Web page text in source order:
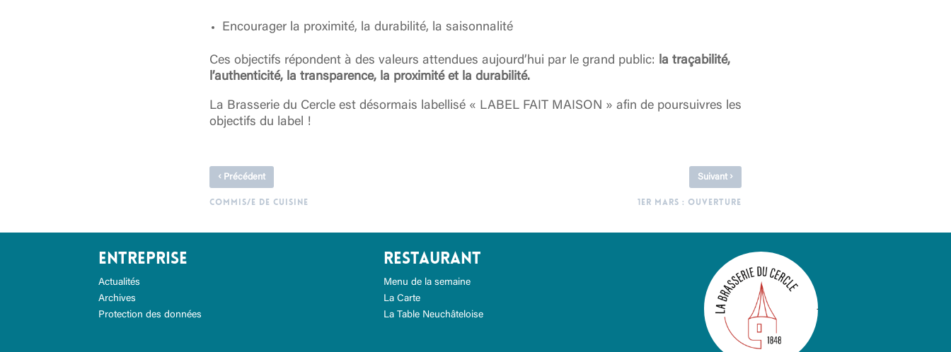
Encourager la proximité, la durabilité, la saisonnalité
Ces objectifs répondent à des valeurs attendues aujourd’hui par le grand public:
la traçabilité,
l’authenticité, la transparence, la proximité et la durabilité.
La Brasserie du Cercle est désormais labellisé « LABEL FAIT MAISON » afin de poursuivres les
objectifs du label !
‹ Précédent
COMMIS/E DE CUISINE
Suivant ›
1ER MARS : OUVERTURE
Entreprise
Actualités
Archives
Protection des données
Restaurant
Menu de la semaine
La Carte
La Table Neuchâteloise